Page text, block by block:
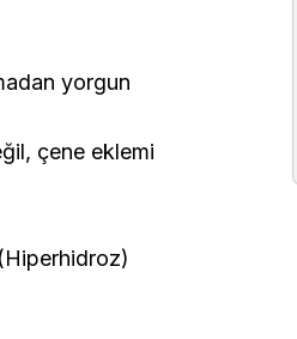
yorgun
çene eklemi